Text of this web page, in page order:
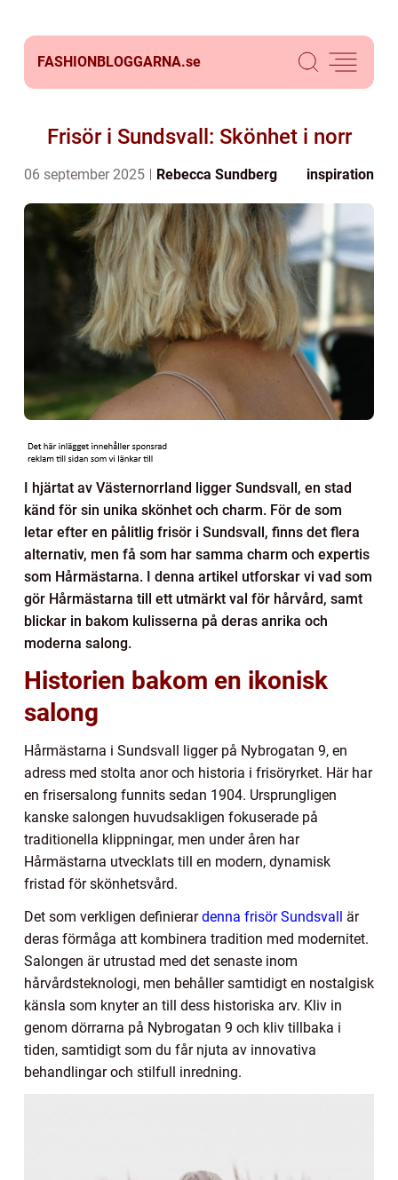
FASHIONBLOGGARNA.se
Frisör i Sundsvall: Skönhet i norr
06 september 2025 Rebecca Sundberg inspiration
I hjärtat av Västernorrland ligger Sundsvall, en stad
känd för sin unika skönhet och charm. För de som
letar efter en pålitlig frisör i Sundsvall, finns det flera
alternativ, men få som har samma charm och expertis
som Hårmästarna. I denna artikel utforskar vi vad som
gör Hårmästarna till ett utmärkt val för hårvård, samt
blickar in bakom kulisserna på deras anrika och
moderna salong.
Historien bakom en ikonisk
salong
Hårmästarna i Sundsvall ligger på Nybrogatan 9, en
adress med stolta anor och historia i frisöryrket. Här har
en frisersalong funnits sedan 1904. Ursprungligen
kanske salongen huvudsakligen fokuserade på
traditionella klippningar, men under åren har
Hårmästarna utvecklats till en modern, dynamisk
fristad för skönhetsvård.
Det som verkligen definierardenna frisör Sundsvall är
deras förmåga att kombinera tradition med modernitet.
Salongen är utrustad med det senaste inom
hårvårdsteknologi, men behåller samtidigt en nostalgisk
känsla som knyter an till dess historiska arv. Kliv in
genom dörrarna på Nybrogatan 9 och kliv tillbaka i
tiden, samtidigt som du får njuta av innovativa
behandlingar och stilfull inredning.